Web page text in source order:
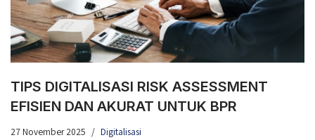
TIPS DIGITALISASI RISK ASSESSMENT
EFISIEN DAN AKURAT UNTUK BPR
27 November 2025 Digitalisasi